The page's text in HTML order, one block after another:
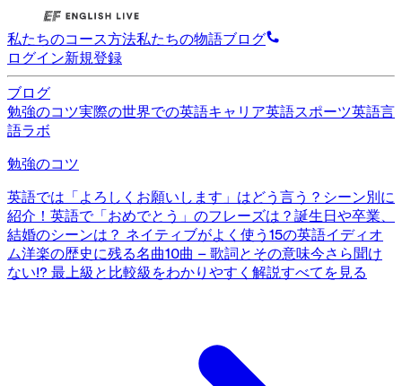
私たちのコース方法私たちの物語ブログ
ログイン新規登録
ブログ
勉強のコツ実際の世界での英語キャリア英語スポーツ英語言
語ラボ
勉強のコツ
英語では「よろしくお願いします」はどう言う？シーン別に
紹介！ 英語で「おめでとう」のフレーズは？誕生日や卒業、
結婚のシーンは？ ネイティブがよく使う15の英語イディオ
ム洋楽の歴史に残る名曲10曲 – 歌詞とその意味今さら聞け
ない!? 最上級と比較級をわかりやすく解説すべてを見る